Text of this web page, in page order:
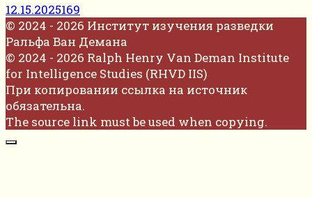
12.15.2025169
© 2024 - 2026 Институт изучения разведки
Ральфа Ван Демана
© 2024 - 2026 Ralph Henry Van Deman Institute
for Intelligence Studies (RHVD IIS)
При копировании ссылка на источник
обязательна.
The source link must be used when copying.